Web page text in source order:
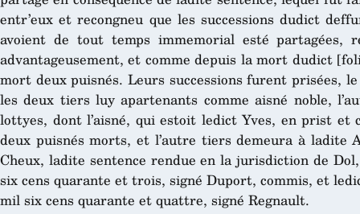
entr’eux et recongneu que les successions dudict
avoient de tout temps immemorial esté partagées,
advantageusement, et comme depuis la mort dudict
mort deux puisnés. Leurs successions furent prisées,
les deux tiers luy apartenants comme aisné noble,
lottyes, dont l’aisné, qui estoit ledict Yves, en prist et
deux puisnés morts, et l’autre tiers demeura à ladite
Cheux, ladite sentence rendue en la jurisdiction de
six cens quarante et trois, signé Duport, commis, et
mil six cens quarante et quattre, signé Regnault.